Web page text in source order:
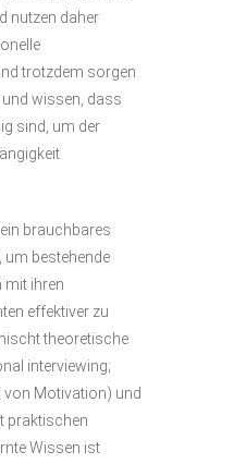
nutzen daher
trotzdem sorgen
wissen, dass
sind, um der
brauchbares
um bestehende
mit ihren
effektiver zu
theoretische
interviewing;
von Motivation) und
praktischen
Wissen ist